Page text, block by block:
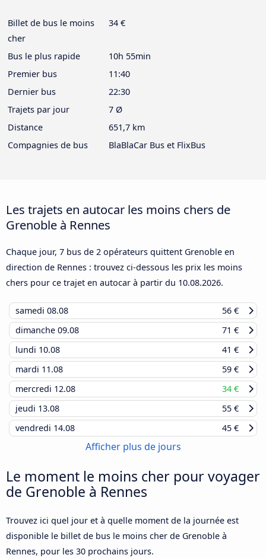
Billet de bus le moins
cher
34 €
Bus le plus rapide
10h 55min
Premier bus
11:40
Dernier bus
22:30
Trajets par jour
7 Ø
Distance
651,7 km
Compagnies de bus
BlaBlaCar Bus et FlixBus
Les trajets en autocar les moins chers de
Grenoble à Rennes
Chaque jour, 7 bus de 2 opérateurs quittent Grenoble en
direction de Rennes : trouvez ci-dessous les prix les moins
chers pour ce trajet en autocar à partir du 10.08.2026.
samedi 08.08
56 €
dimanche 09.08
71 €
lundi 10.08
41 €
mardi 11.08
59 €
mercredi 12.08
34 €
jeudi 13.08
55 €
vendredi 14.08 45 €
Afficher plus de jours
Le moment le moins cher pour voyager
de Grenoble à Rennes
Trouvez ici quel jour et à quelle moment de la journée est
disponible le billet de bus le moins cher de Grenoble à
Rennes, pour les 30 prochains jours.